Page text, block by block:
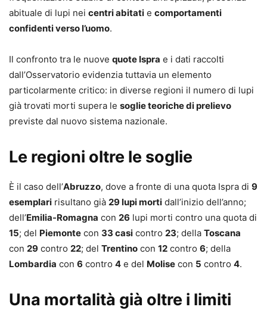
abituale di lupi nei centri abitati e comportamenti
confidenti verso l’uomo.
Il confronto tra le nuove quote Ispra e i dati raccolti
dall’Osservatorio evidenzia tuttavia un elemento
particolarmente critico: in diverse regioni il numero di lupi
già trovati morti supera le soglie teoriche di prelievo
previste dal nuovo sistema nazionale.
Le regioni oltre le soglie
È il caso dell’Abruzzo, dove a fronte di una quota Ispra di 9
esemplari risultano già 29 lupi morti dall’inizio dell’anno;
dell’Emilia-Romagna con 26 lupi morti contro una quota di
15; del Piemonte con 33 casi contro 23; della Toscana
con 29 contro 22; del Trentino con 12 contro 6; della
Lombardia con 6 contro 4 e del Molise con 5 contro 4.
Una mortalità già oltre i limiti